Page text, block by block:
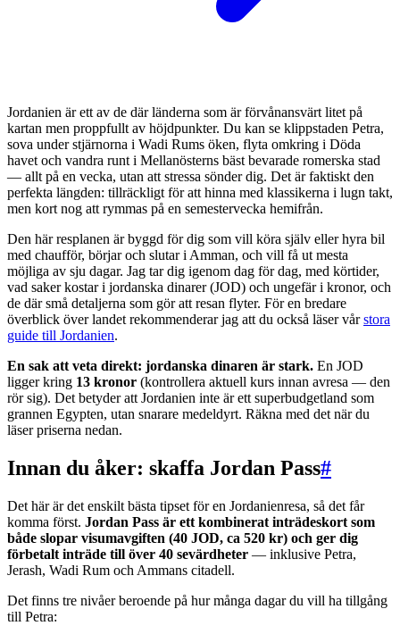
Jordanien är ett av de där länderna som är förvånansvärt litet på
kartan men proppfullt av höjdpunkter. Du kan se klippstaden Petra,
sova under stjärnorna i Wadi Rums öken, flyta omkring i Döda
havet och vandra runt i Mellanösterns bäst bevarade romerska stad
— allt på en vecka, utan att stressa sönder dig. Det är faktiskt den
perfekta längden: tillräckligt för att hinna med klassikerna i lugn takt,
men kort nog att rymmas på en semestervecka hemifrån.
Den här resplanen är byggd för dig som vill köra själv eller hyra bil
med chaufför, börjar och slutar i Amman, och vill få ut mesta
möjliga av sju dagar. Jag tar dig igenom dag för dag, med körtider,
vad saker kostar i jordanska dinarer (JOD) och ungefär i kronor, och
de där små detaljerna som gör att resan flyter. För en bredare
överblick över landet rekommenderar jag att du också läser vårstora
guide till Jordanien.
En sak att veta direkt: jordanska dinaren är stark. En JOD
ligger kring 13 kronor (kontrollera aktuell kurs innan avresa — den
rör sig). Det betyder att Jordanien inte är ett superbudgetland som
grannen Egypten, utan snarare medeldyrt. Räkna med det när du
läser priserna nedan.
Innan du åker: skaffa Jordan Pass#
Det här är det enskilt bästa tipset för en Jordanienresa, så det får
komma först. Jordan Pass är ett kombinerat inträdeskort som
både slopar visumavgiften (40 JOD, ca 520 kr) och ger dig
förbetalt inträde till över 40 sevärdheter — inklusive Petra,
Jerash, Wadi Rum och Ammans citadell.
Det finns tre nivåer beroende på hur många dagar du vill ha tillgång
till Petra: